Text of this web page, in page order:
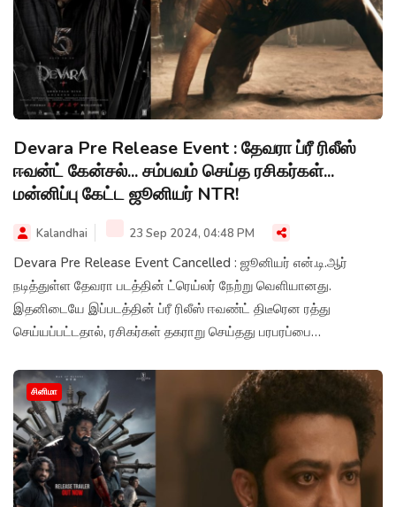
Devara Pre Release Event : தேவரா ப்ரீ ரிலீஸ்
ஈவன்ட் கேன்சல்... சம்பவம் செய்த ரசிகர்கள்...
மன்னிப்பு கேட்ட ஜூனியர் NTR!
Kalandhai 23 Sep 2024, 04:48 PM
Devara Pre Release Event Cancelled : ஜூனியர் என்.டி.ஆர்
நடித்துள்ள தேவரா படத்தின் ட்ரெய்லர் நேற்று வெளியானது.
இதனிடையே இப்படத்தின் ப்ரீ ரிலீஸ் ஈவண்ட் திடீரென ரத்து
செய்யப்பட்டதால், ரசிகர்கள் தகராறு செய்தது பரபரப்பை
சினிமா